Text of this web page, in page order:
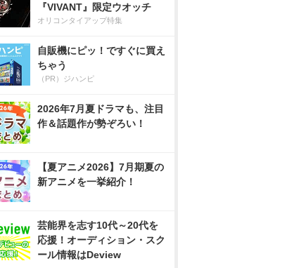
『VIVANT』限定ウオッチ
オリコンタイアップ特集
自販機にピッ！ですぐに買え
ちゃう
（PR）ジハンピ
2026年7月夏ドラマも、注目
作＆話題作が勢ぞろい！
【夏アニメ2026】7月期夏の
新アニメを一挙紹介！
芸能界を志す10代～20代を
応援！オーディション・スク
ール情報はDeview